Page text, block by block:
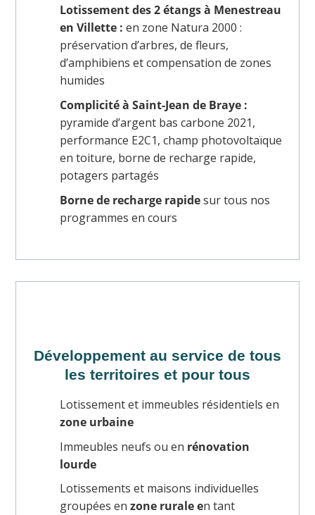
Lotissement des 2 étangs à Menestreau
en Villette : en zone Natura 2000 :
préservation d’arbres, de fleurs,
d’amphibiens et compensation de zones
humides
Complicité à Saint-Jean de Braye :
pyramide d’argent bas carbone 2021,
performance E2C1, champ photovoltaïque
en toiture, borne de recharge rapide,
potagers partagés
Borne de recharge rapidesur tous nos
programmes en cours
Développement au service de tous
les territoires et pour tous
Lotissement et immeubles résidentiels en
zone urbaine
Immeubles neufs ou en rénovation
lourde
Lotissements et maisons individuelles
groupées en zone rurale en tant